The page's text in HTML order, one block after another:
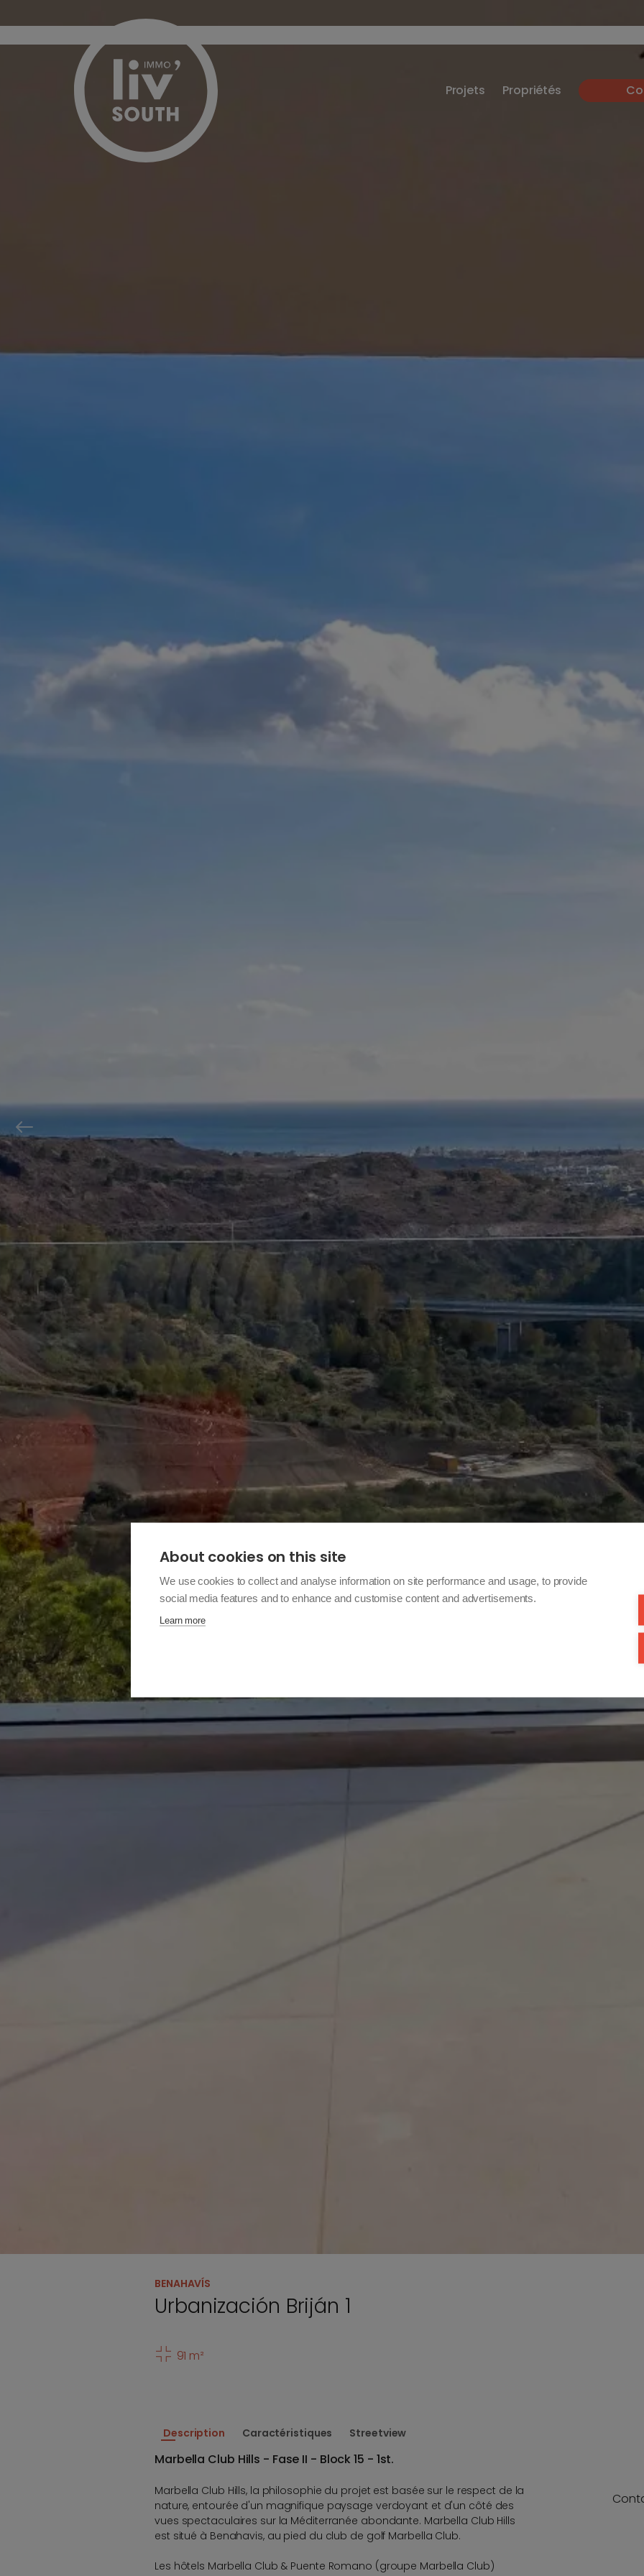
Projets Propriétés
Previous
BENAHAVÍS
Urbanización Briján 1
91 m²
Description Caractéristiques Streetview
Marbella Club Hills - Fase II - Block 15 - 1st.
Marbella Club Hills, la philosophie du projet est basée sur le respect de la
nature, entourée d'un magnifique paysage verdoyant et d'un côté des
vues spectaculaires sur la Méditerranée abondante. Marbella Club Hills
est situé à Benahavis, au pied du club de golf Marbella Club.
Les hôtels Marbella Club & Puente Romano (groupe Marbella Club)
About cookies on this site
We use cookies to collect and analyse information on site performance and usage, to provide
social media features and to enhance and customise content and advertisements.
Learn more